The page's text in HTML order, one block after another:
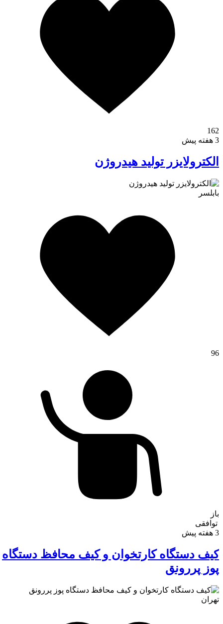
162
الکترولایزر تولید هیدروژن
بابلسر
96
باز
توافقی
کیف دستگاه کارتخوان و کیف محافظ دستگاه
پوز پررونق
تهران